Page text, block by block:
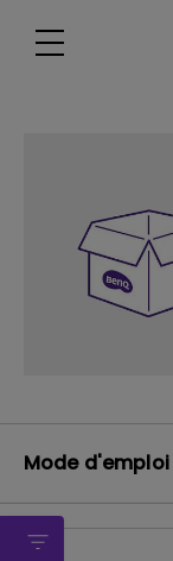
Mode d'emploi